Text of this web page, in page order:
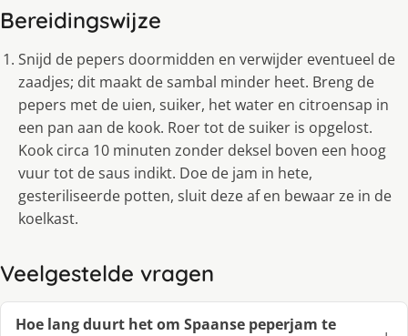
Bereidingswijze
Snijd de pepers doormidden en verwijder eventueel de
zaadjes; dit maakt de sambal minder heet. Breng de
pepers met de uien, suiker, het water en citroensap in
een pan aan de kook. Roer tot de suiker is opgelost.
Kook circa 10 minuten zonder deksel boven een hoog
vuur tot de saus indikt. Doe de jam in hete,
gesteriliseerde potten, sluit deze af en bewaar ze in de
koelkast.
Veelgestelde vragen
Hoe lang duurt het om Spaanse peperjam te